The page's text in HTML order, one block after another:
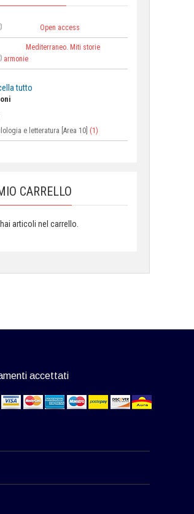
Open access
Mediterraneo. Miti storie
armonie
tutto
e letteratura [Area 10] (1)
CARRELLO
articoli nel carrello.
accettati